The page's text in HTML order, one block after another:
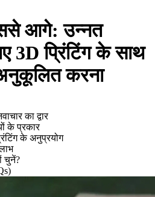
आगे: उन्नत
3D प्रिंटिंग के साथ
करना
का द्वार
के प्रकार
के अनुप्रयोग
चुनें?